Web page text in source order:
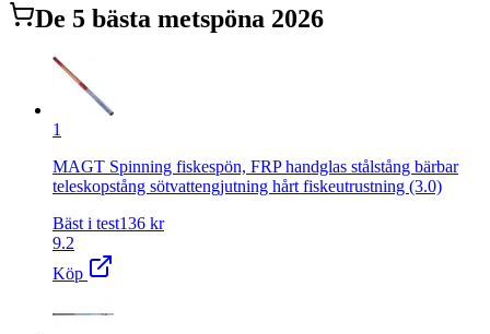
De 5 bästa metspöna 2026
1
MAGT Spinning fiskespön, FRP handglas stålstång bärbar
teleskopstång sötvattengjutning hårt fiskeutrustning (3.0)
Bäst i test136 kr
9.2
Köp